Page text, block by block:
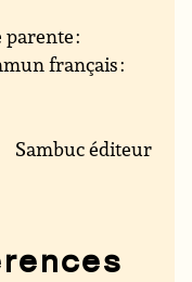
parente :
français :
Sambuc éditeur